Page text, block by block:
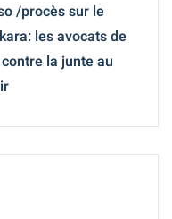
/procès sur le
les avocats de
la junte au